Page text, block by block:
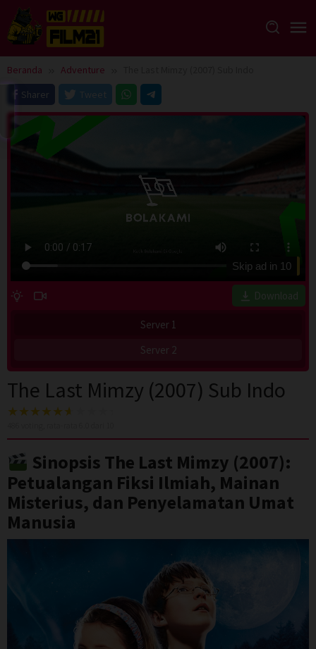
Loncat
konten
Beranda Adventure
Sharer
Tweet
Skip ad in 10
Download
Server 1
Server 2
The Last Mimzy (2007) Sub Indo
Sinopsis The Last Mimzy (2007):
Petualangan Fiksi Ilmiah, Mainan
Misterius, dan Penyelamatan Umat
Manusia